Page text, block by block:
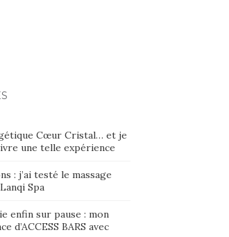
Cœur Cristal… et je
une telle expérience
: j’ai testé le massage
Spa
enfin sur pause : mon
d’ACCESS BARS avec